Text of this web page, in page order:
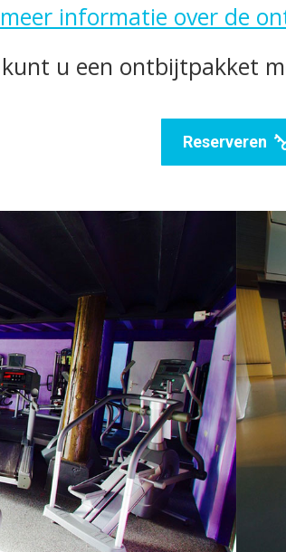
informatie over de
u een ontbijtpakket
Reserveren